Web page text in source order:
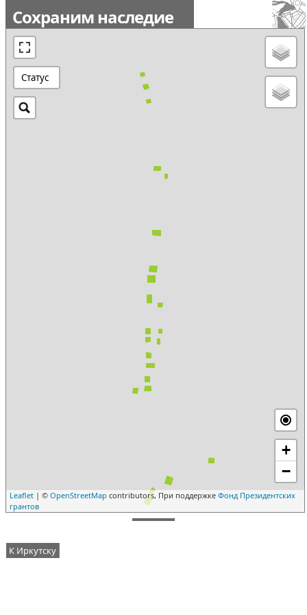
Сохраним наследие
Статус
+
−
Leaflet | © OpenStreetMap contributors, При поддержке Фонд Президентских
грантов
К Иркутску